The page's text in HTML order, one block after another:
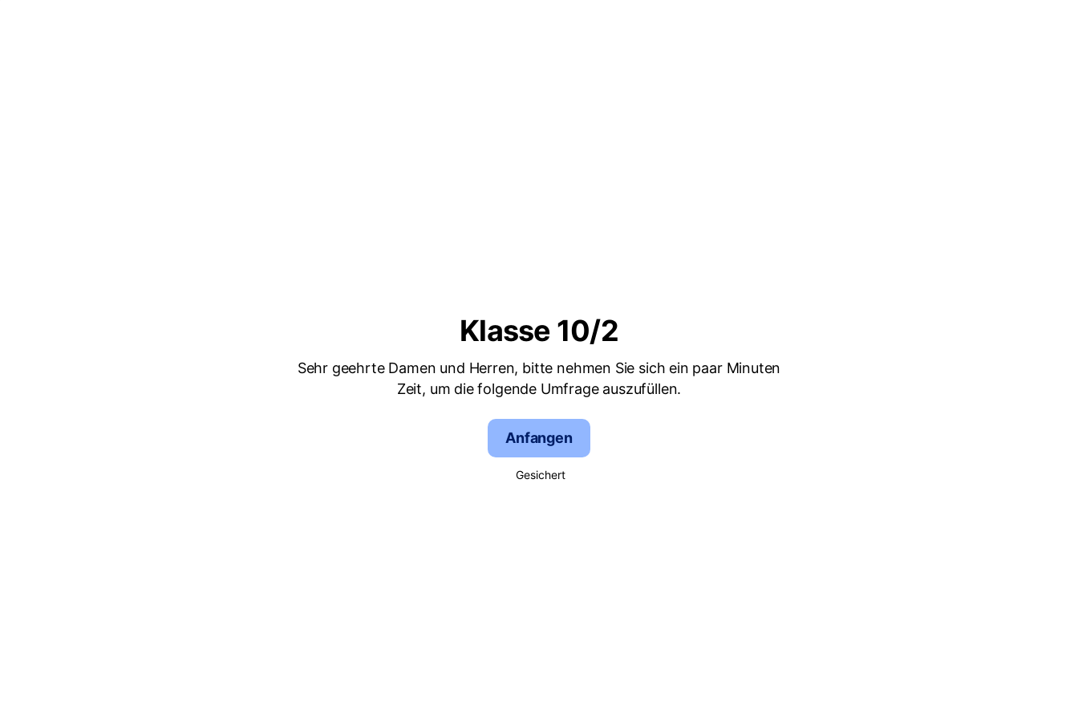
Klasse 10/2
Sehr geehrte Damen und Herren, bitte nehmen Sie sich ein paar Minuten
Zeit, um die folgende Umfrage auszufüllen.
Anfangen
Gesichert